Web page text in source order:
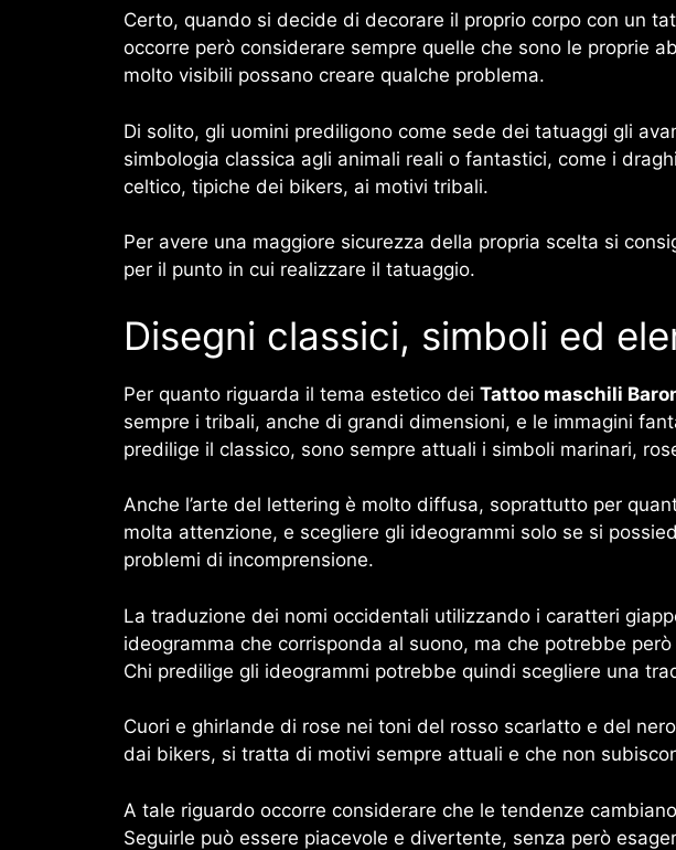
Certo, quando si decide di decorare il proprio corpo con un
occorre però considerare sempre quelle che sono le proprie
molto visibili possano creare qualche problema.
Di solito, gli uomini prediligono come sede dei tatuaggi gli
simbologia classica agli animali reali o fantastici, come i
celtico, tipiche dei bikers, ai motivi tribali.
Per avere una maggiore sicurezza della propria scelta si
per il punto in cui realizzare il tatuaggio.
Disegni classici, simboli ed
Per quanto riguarda il tema estetico dei Tattoo maschili
sempre i tribali, anche di grandi dimensioni, e le immagini
predilige il classico, sono sempre attuali i simboli marinari,
Anche l’arte del lettering è molto diffusa, soprattutto per
molta attenzione, e scegliere gli ideogrammi solo se si
problemi di incomprensione.
La traduzione dei nomi occidentali utilizzando i caratteri
ideogramma che corrisponda al suono, ma che potrebbe
Chi predilige gli ideogrammi potrebbe quindi scegliere una
Cuori e ghirlande di rose nei toni del rosso scarlatto e del
dai bikers, si tratta di motivi sempre attuali e che non
A tale riguardo occorre considerare che le tendenze
Seguirle può essere piacevole e divertente, senza però